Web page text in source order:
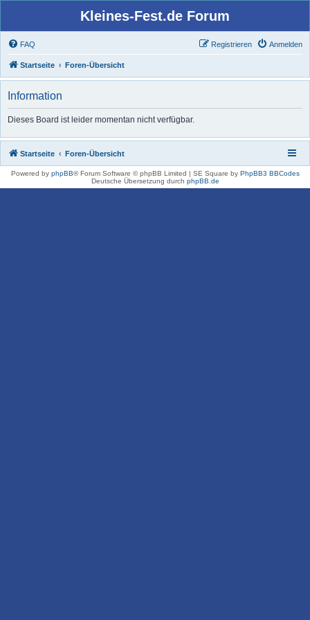
Kleines-Fest.de Forum
FAQ Anmelden
Registrieren
Startseite Foren-Übersicht
Information
Dieses Board ist leider momentan nicht verfügbar.
Startseite Foren-Übersicht
Powered by phpBB® Forum Software © phpBB Limited | SE Square by PhpBB3 BBCodes
Deutsche Übersetzung durch phpBB.de